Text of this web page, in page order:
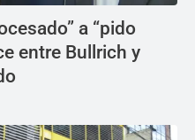
a “pido
entre Bullrich y